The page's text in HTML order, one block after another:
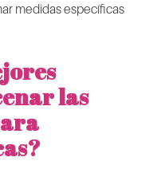
medidas específicas
las